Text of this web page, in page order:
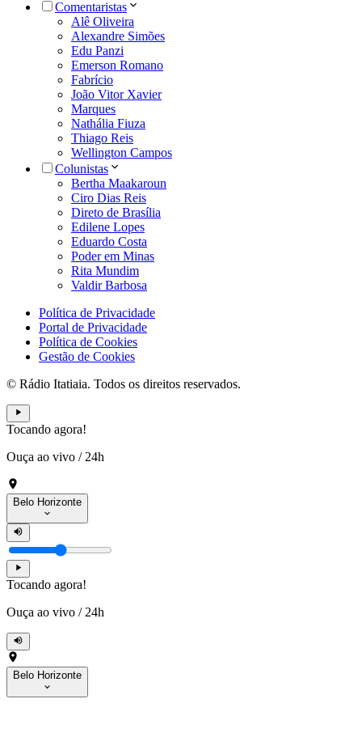
Comentaristas
Alê Oliveira
Alexandre Simões
Edu Panzi
Emerson Romano
Fabrício
João Vitor Xavier
Marques
Nathália Fiuza
Thiago Reis
Wellington Campos
Colunistas
Bertha Maakaroun
Ciro Dias Reis
Direto de Brasília
Edilene Lopes
Eduardo Costa
Poder em Minas
Rita Mundim
Valdir Barbosa
Política de Privacidade
Portal de Privacidade
Política de Cookies
Gestão de Cookies
© Rádio Itatiaia. Todos os direitos reservados.
Tocando agora!
Ouça ao vivo / 24h
Belo Horizonte
Tocando agora!
Ouça ao vivo / 24h
Belo Horizonte